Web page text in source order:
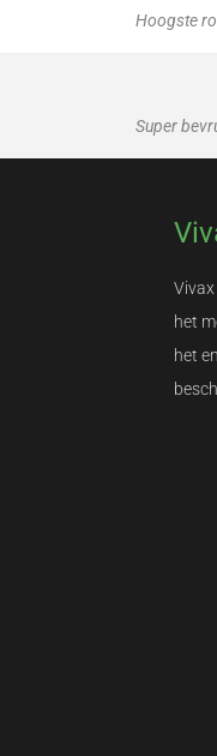
Hoogste
Super
het
het